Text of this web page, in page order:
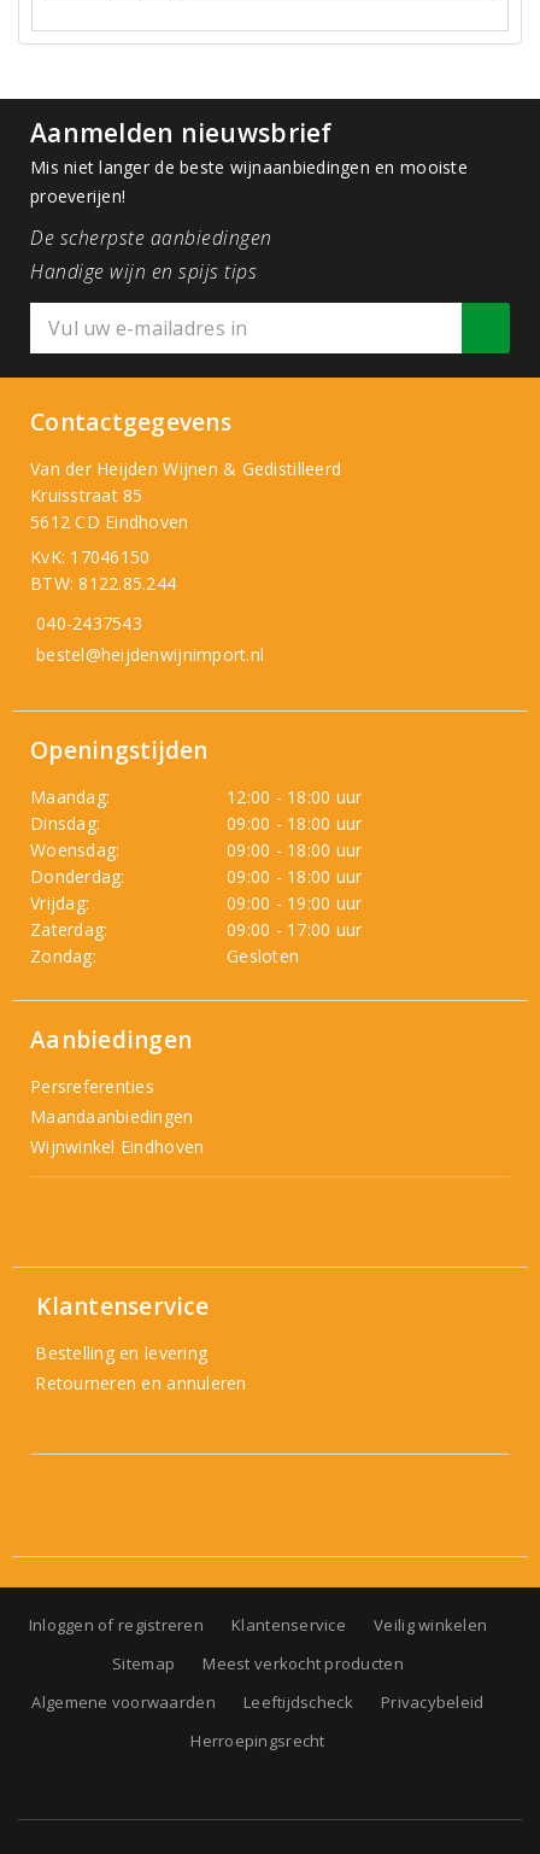
Aanmelden nieuwsbrief
Mis niet langer de beste wijnaanbiedingen en mooiste
proeverijen!
De scherpste aanbiedingen
Handige wijn en spijs tips
Contactgegevens
Van der Heijden Wijnen & Gedistilleerd
Kruisstraat 85
5612 CD Eindhoven
KvK: 17046150
BTW: 8122.85.244
040-2437543
bestel@heijdenwijnimport.nl
Openingstijden
Maandag:
12:00 - 18:00 uur
Dinsdag:
09:00 - 18:00 uur
Woensdag:
09:00 - 18:00 uur
Donderdag:
09:00 - 18:00 uur
Vrijdag:
09:00 - 19:00 uur
Zaterdag:
09:00 - 17:00 uur
Zondag:
Gesloten
Aanbiedingen
Persreferenties
Maandaanbiedingen
Wijnwinkel Eindhoven
Klantenservice
Bestelling en levering
Retourneren en annuleren
Inloggen of registreren Klantenservice
Veilig winkelen
Sitemap
Meest verkocht producten
Algemene voorwaarden
Leeftijdscheck
Privacybeleid
Herroepingsrecht